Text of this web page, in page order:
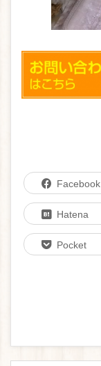
Facebook
Hatena
Pocket